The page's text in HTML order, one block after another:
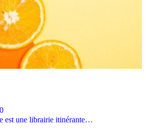
est une librairie itinérante…